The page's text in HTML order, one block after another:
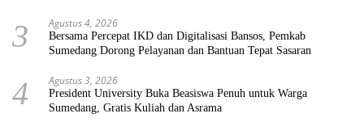
3 Agustus 4, 2026
Bersama Percepat IKD dan Digitalisasi Bansos, Pemkab
Sumedang Dorong Pelayanan dan Bantuan Tepat Sasaran
4 Agustus 3, 2026
President University Buka Beasiswa Penuh untuk Warga
Sumedang, Gratis Kuliah dan Asrama